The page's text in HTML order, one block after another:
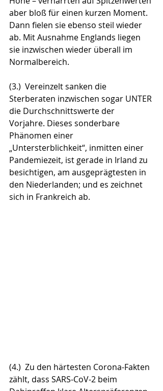
aber bloß für einen kurzen Moment.
Dann fielen sie ebenso steil wieder
ab. Mit Ausnahme Englands liegen
sie inzwischen wieder überall im
Normalbereich.
(3.)  Vereinzelt sanken die
Sterberaten inzwischen sogar UNTER
die Durchschnittswerte der
Vorjahre. Dieses sonderbare
Phänomen einer
„Untersterblichkeit“, inmitten einer
Pandemiezeit, ist gerade in Irland zu
besichtigen, am ausgeprägtesten in
den Niederlanden; und es zeichnet
sich in Frankreich ab.
(4.)  Zu den härtesten Corona-Fakten
zählt, dass SARS-CoV-2 beim